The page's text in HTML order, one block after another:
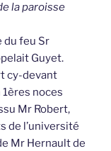
la paroisse
du feu Sr
Guyet.
cy-devant
noces
Mr Robert,
de l’université
Mr Hernault de